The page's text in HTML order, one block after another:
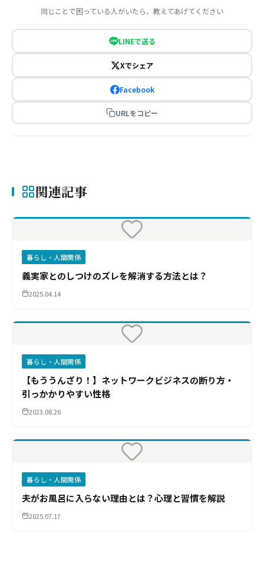
同じことで困っている人がいたら、教えてあげてください
LINEで送る
Xでシェア
Facebook
URLをコピー
関連記事
暮らし・人間関係
義実家とのしつけのズレを解消する方法とは？
2025.04.14
暮らし・人間関係
【もううんざり！】ネットワークビジネスの断り方・
引っかかりやすい性格
2023.08.26
暮らし・人間関係
夫がお風呂に入らない理由とは？心理と習慣を解説
2025.07.17